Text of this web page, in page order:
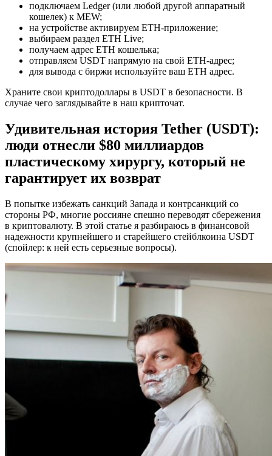
подключаем Ledger (или любой другой аппаратный
кошелек) к MEW;
на устройстве активируем ETH-приложение;
выбираем раздел ETH Live;
получаем адрес ETH кошелька;
отправляем USDT напрямую на свой ETH-адрес;
для вывода с биржи используйте ваш ETH адрес.
Храните свои криптодоллары в USDT в безопасности. В
случае чего заглядывайте в наш крипточат.
Удивительная история Tether (USDT):
люди отнесли $80 миллиардов
пластическому хирургу, который не
гарантирует их возврат
В попытке избежать санкций Запада и контрсанкций со
стороны РФ, многие россияне спешно переводят сбережения
в криптовалюту. В этой статье я разбираюсь в финансовой
надежности крупнейшего и старейшего стейблкоина USDT
(спойлер: к ней есть серьезные вопросы).